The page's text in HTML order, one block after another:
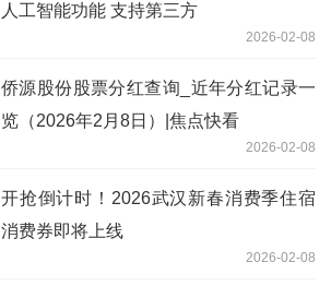
人工智能功能 支持第三方
2026-02-08
侨源股份股票分红查询_近年分红记录一
览（2026年2月8日）|焦点快看
2026-02-08
开抢倒计时！2026武汉新春消费季住宿
消费券即将上线
2026-02-08